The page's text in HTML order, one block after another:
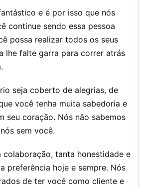
e é por isso que nós
continue sendo essa pessoa
possa realizar todos os seus
lhe falte garra para correr atrás
seja coberto de alegrias, de
você tenha muita sabedoria e
seu coração. Nós não sabemos
sem você.
tanta honestidade e
preferência hoje e sempre. Nós
de ter você como cliente e